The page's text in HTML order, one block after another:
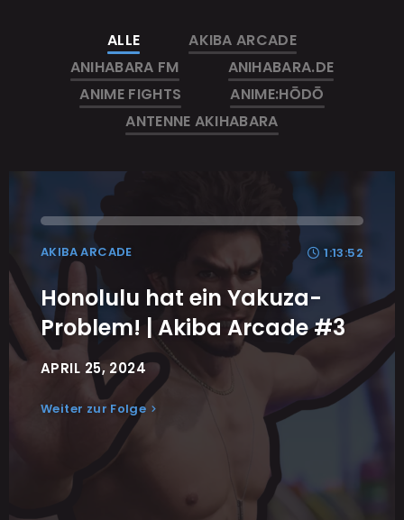
ALLE
AKIBA ARCADE
ANIHABARA FM
ANIHABARA.DE
ANIME FIGHTS
ANIME:HŌDŌ
ANTENNE AKIHABARA
AKIBA ARCADE 1:13:52
Honolulu hat ein Yakuza-
Problem! | Akiba Arcade #3
APRIL 25, 2024
Weiter zur Folge